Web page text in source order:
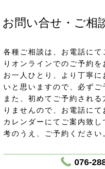
お問い合せ・ご相
各種ご相談は、お電話に
りオンラインでのご予約を
お一人ひとり、より丁寧
いと思いますので、必ずご
また、初めてご予約され
りませんので、お電話にて
カレンダーにてご案内致
考のうえ、ご予約ください
076-